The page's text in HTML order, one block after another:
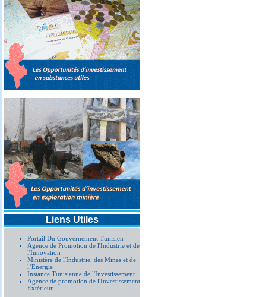
Liens Utiles
Portail Du Gouvernement Tunisien
Agence de Promotion de l'Industrie et de
l'Innovation
Ministère de l'Industrie, des Mines et de
l’Energie
Instance Tunisienne de l'Investissement
Agence de promotion de l'Investissement
Extérieur